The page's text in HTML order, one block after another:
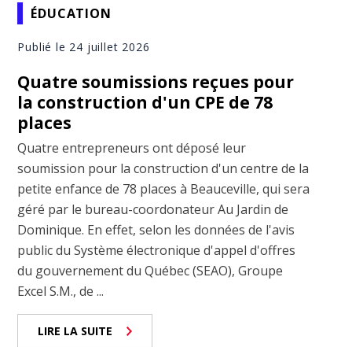
ÉDUCATION
Publié le 24 juillet 2026
Quatre soumissions reçues pour
la construction d'un CPE de 78
places
Quatre entrepreneurs ont déposé leur
soumission pour la construction d'un centre de la
petite enfance de 78 places à Beauceville, qui sera
géré par le bureau-coordonateur Au Jardin de
Dominique. En effet, selon les données de l'avis
public du Système électronique d'appel d'offres
du gouvernement du Québec (SEAO), Groupe
Excel S.M., de ...
LIRE LA SUITE